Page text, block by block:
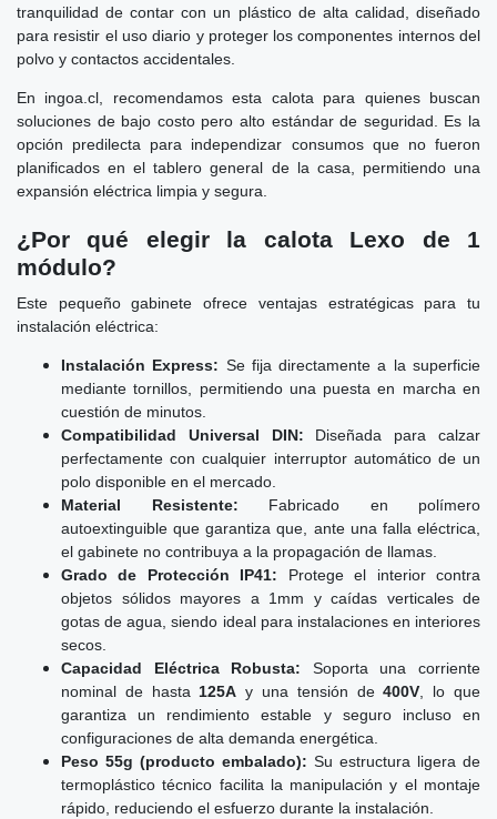
tranquilidad de contar con un plástico de alta calidad, diseñado
para resistir el uso diario y proteger los componentes internos del
polvo y contactos accidentales.
En ingoa.cl, recomendamos esta calota para quienes buscan
soluciones de bajo costo pero alto estándar de seguridad. Es la
opción predilecta para independizar consumos que no fueron
planificados en el tablero general de la casa, permitiendo una
expansión eléctrica limpia y segura.
¿Por qué elegir la calota Lexo de 1
módulo?
Este pequeño gabinete ofrece ventajas estratégicas para tu
instalación eléctrica:
Instalación Express: Se fija directamente a la superficie
mediante tornillos, permitiendo una puesta en marcha en
cuestión de minutos.
Compatibilidad Universal DIN: Diseñada para calzar
perfectamente con cualquier interruptor automático de un
polo disponible en el mercado.
Material Resistente: Fabricado en polímero
autoextinguible que garantiza que, ante una falla eléctrica,
el gabinete no contribuya a la propagación de llamas.
Grado de Protección IP41: Protege el interior contra
objetos sólidos mayores a 1mm y caídas verticales de
gotas de agua, siendo ideal para instalaciones en interiores
secos.
Capacidad Eléctrica Robusta: Soporta una corriente
nominal de hasta 125A y una tensión de400V , lo que
garantiza un rendimiento estable y seguro incluso en
configuraciones de alta demanda energética.
Peso 55g (producto embalado): Su estructura ligera de
termoplástico técnico facilita la manipulación y el montaje
rápido, reduciendo el esfuerzo durante la instalación.